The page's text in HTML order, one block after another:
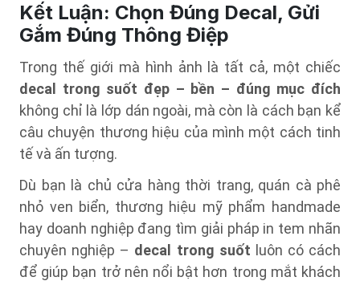
Kết Luận: Chọn Đúng Decal, Gửi
Gắm Đúng Thông Điệp
Trong thế giới mà hình ảnh là tất cả, một chiếc
decal trong suốt đẹp – bền – đúng mục đích
không chỉ là lớp dán ngoài, mà còn là cách bạn kể
câu chuyện thương hiệu của mình một cách tinh
tế và ấn tượng.
Dù bạn là chủ cửa hàng thời trang, quán cà phê
nhỏ ven biển, thương hiệu mỹ phẩm handmade
hay doanh nghiệp đang tìm giải pháp in tem nhãn
chuyên nghiệp – decal trong suốt luôn có cách
để giúp bạn trở nên nổi bật hơn trong mắt khách